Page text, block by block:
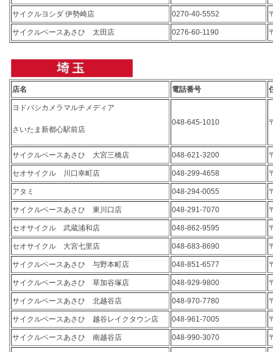
サイクルヨシダ 伊勢崎店 0270-40-5552
サイクルベースあさひ 太田店 0276-60-1190
店名 電話番号
ヨドバシカメラマルチメディア
さいたま新都心駅前店
048-645-1010
サイクルベースあさひ 大宮三橋店 048-621-3200
セオサイクル 川口幸町店 048-299-4658
アタミ 048-294-0055
サイクルベースあさひ 東川口店 048-291-7070
セオサイクル 武蔵浦和店 048-862-9595
セオサイクル 大宮七里店 048-683-8690
サイクルベースあさひ 与野本町店 048-851-6577
サイクルベースあさひ 草加谷塚店 048-929-9800
サイクルベースあさひ 北越谷店 048-970-7780
サイクルベースあさひ 越谷レイクタウン店 048-961-7005
サイクルベースあさひ 南越谷店 048-990-3070